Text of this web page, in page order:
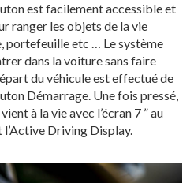
est facilement accessible et
ranger les objets de la vie
portefeuille etc … Le système
dans la voiture sans faire
du véhicule est effectué de
Démarrage. Une fois pressé,
à la vie avec l’écran 7 ” au
Driving Display.